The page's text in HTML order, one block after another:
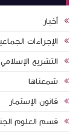
أخبار
الإجراءات
التشريع الإسلامي
شمعناها
قانون الإسثمار
قسم العلوم